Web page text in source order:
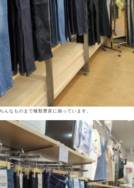
んなものまで種類豊富に揃っています。